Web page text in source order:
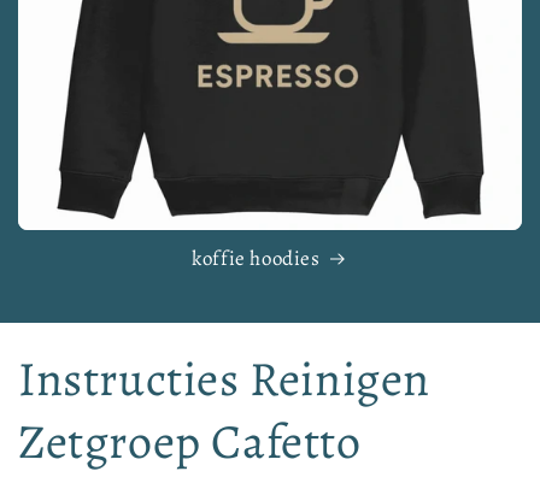
koffie hoodies
Instructies Reinigen
Zetgroep Cafetto